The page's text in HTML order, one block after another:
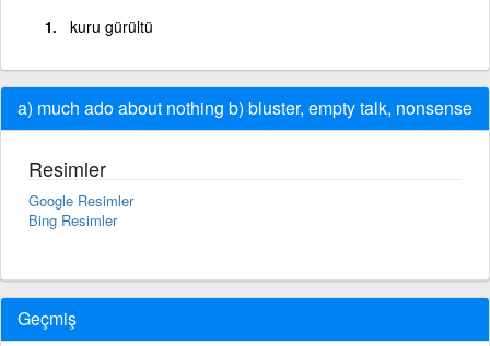
kuru gürültü
a) much ado about nothing b) bluster, empty talk, nonsense
Resimler
Google Resimler
Bing Resimler
Geçmiş